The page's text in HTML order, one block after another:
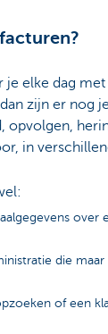
elke dag met
zijn er nog
opvolgen,
in
over
die
of een